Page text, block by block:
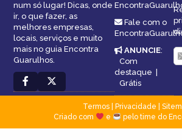
num só lugar! Dicas, onde
ir, o que fazer, as
melhores empresas,
locais, serviços e muito
mais no guia Encontra
Guarulhos.
Fale com o
ANUNCIE:
Com
destaque
Grátis
Termos| Privacidade
Criado com
e pelo time do